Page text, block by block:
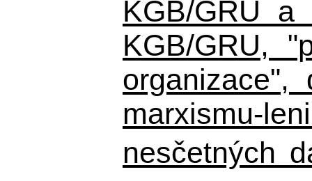
KGB/GRU
KGB/GRU,
organizace",
marxismu-
nesčetných